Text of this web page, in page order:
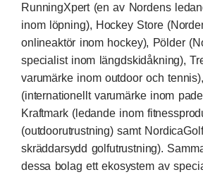
RunningXpert (en av Nordens
inom löpning), Hockey Store
onlineaktör inom hockey), Pölder
specialist inom längdskidåkning),
varumärke inom outdoor och
(internationellt varumärke inom
Kraftmark (ledande inom
(outdoorutrustning) samt
skräddarsydd golfutrustning).
dessa bolag ett ekosystem av